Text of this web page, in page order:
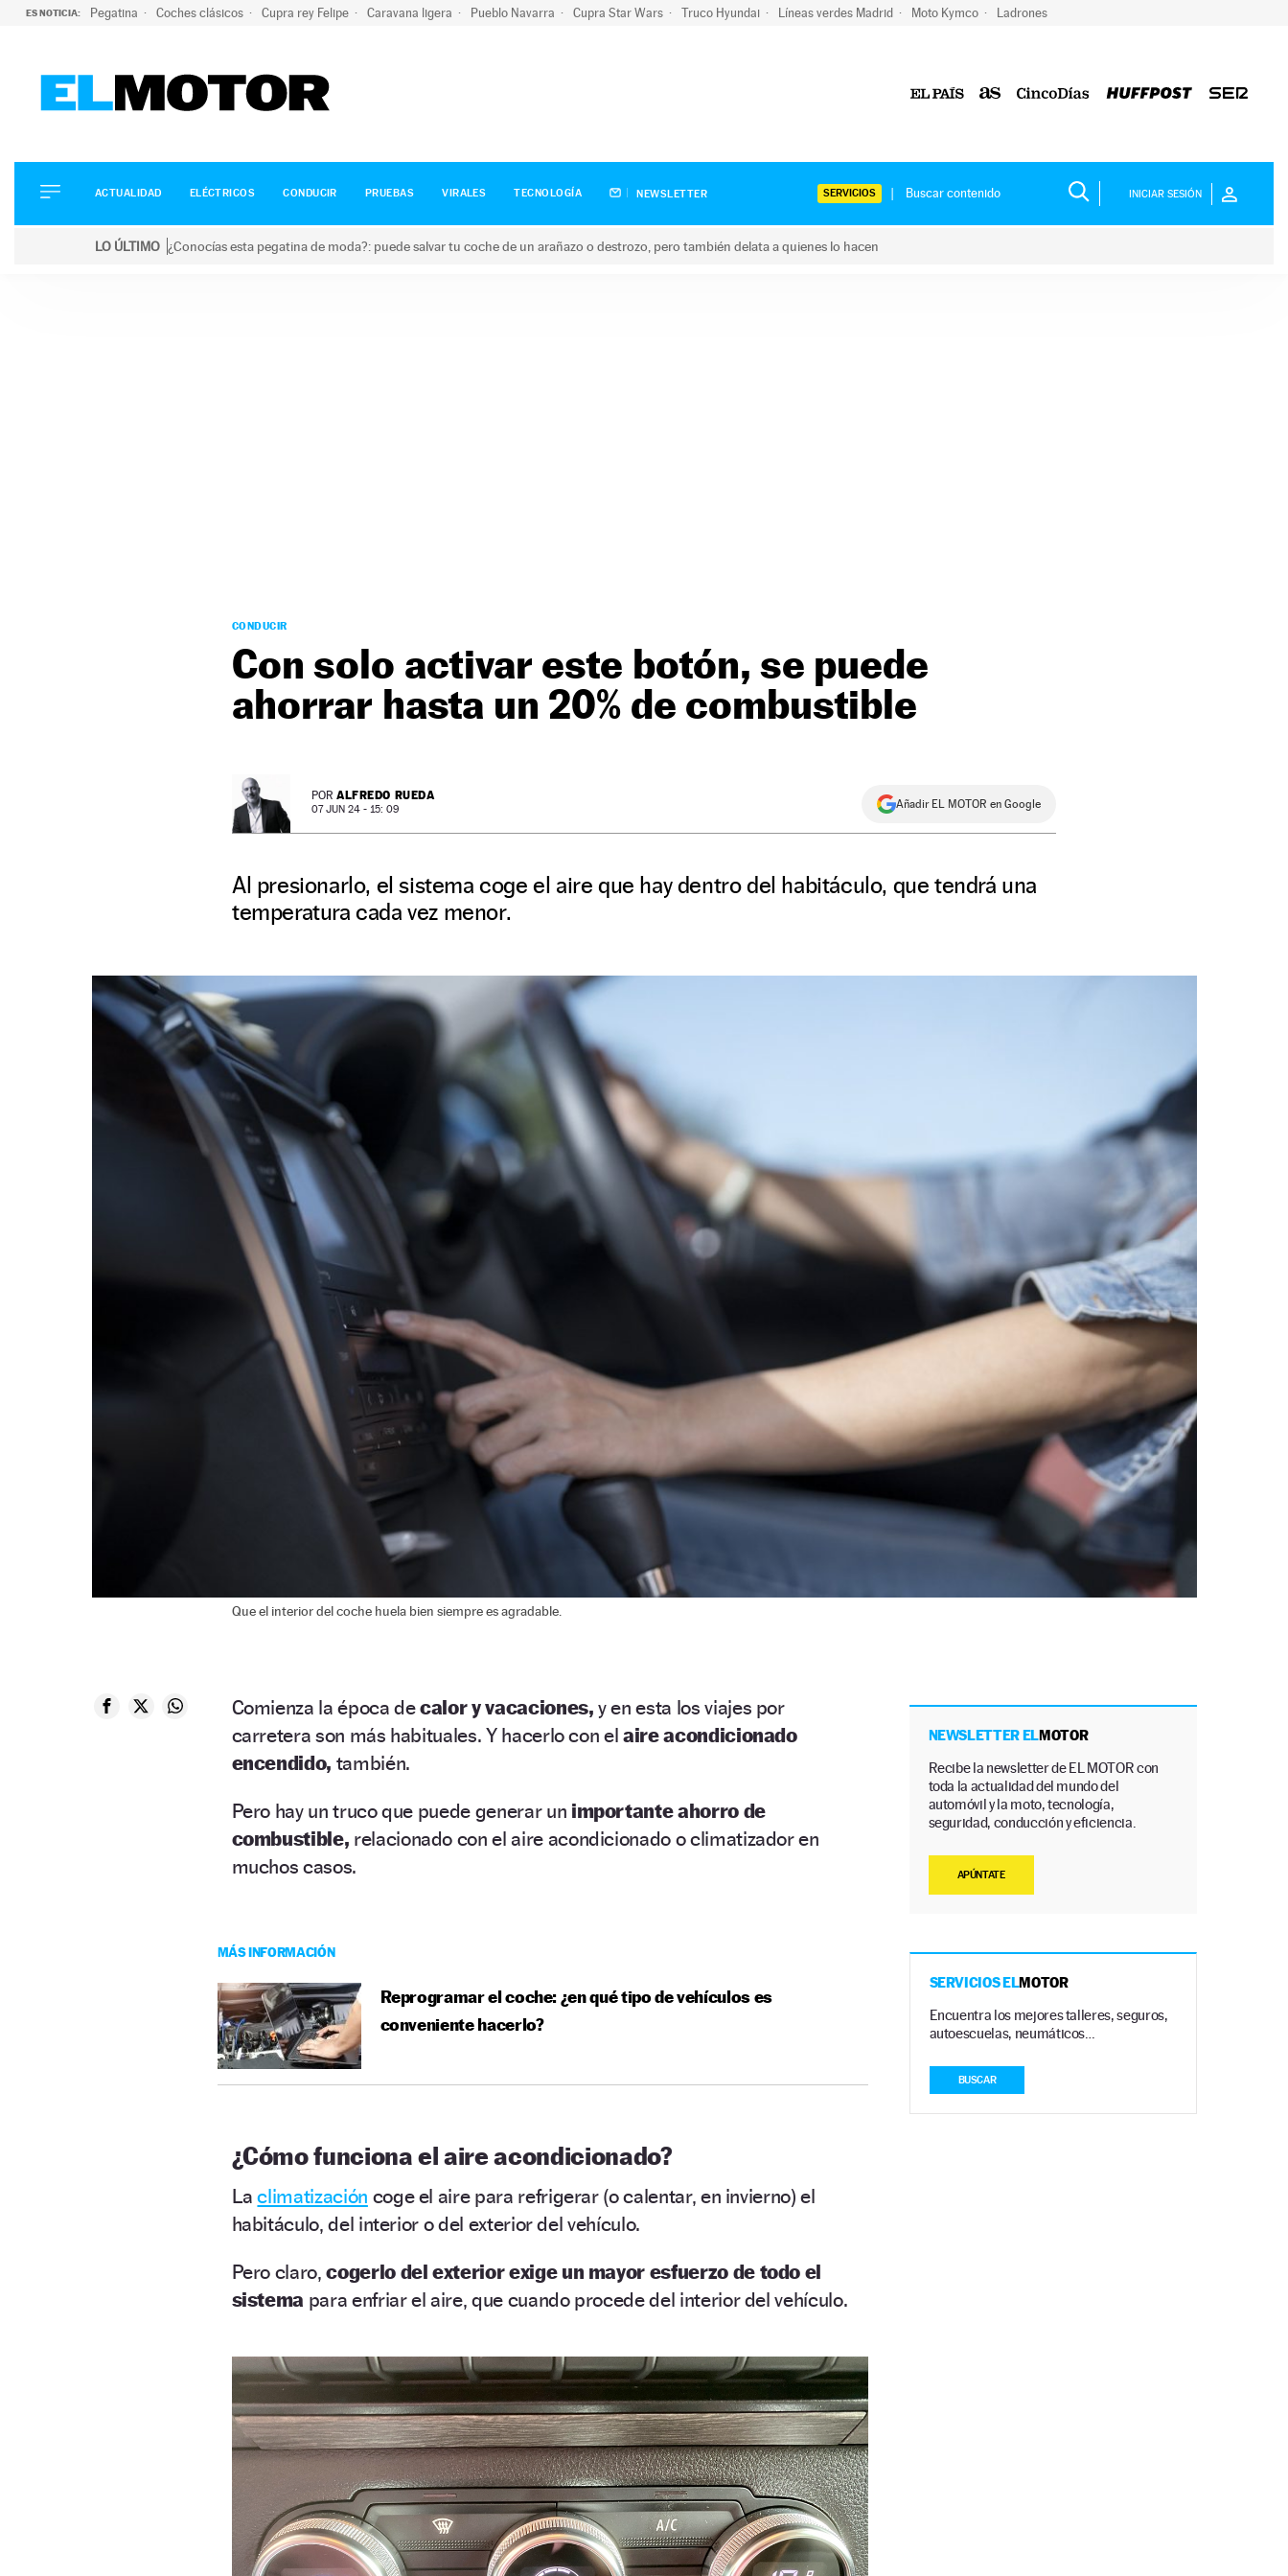
ES NOTICIA: Pegatina Coches clásicos Cupra rey Felipe Caravana ligera Pueblo Navarra Cupra Star Wars Truco Hyundai Líneas verdes Madrid Moto Kymco Ladrones
ELÉCTRICOS
CONDUCIR
ACTUALIDAD ELÉCTRICOS CONDUCIR PRUEBAS VIRALES TECNOLOGÍA NEWSLETTER SERVICIOS INICIAR SESIÓN
LO ÚLTIMO ¿Conocías esta pegatina de moda?: puede salvar tu coche de un arañazo o destrozo, pero también delata a quienes lo hacen
CONDUCIR
Con solo activar este botón, se puede
ahorrar hasta un 20% de combustible
POR ALFREDO RUEDA
07 JUN 24 - 15: 09 Añadir EL MOTOR en Google
Al presionarlo, el sistema coge el aire que hay dentro del habitáculo, que tendrá una
temperatura cada vez menor.
Que el interior del coche huela bien siempre es agradable.
Comienza la época decalor y vacaciones, y en esta los viajes por
carretera son más habituales. Y hacerlo con elaire acondicionado
encendido, también.
Pero hay un truco que puede generar un importante ahorro de
combustible, relacionado con el aire acondicionado o climatizador en
muchos casos.
MÁS INFORMACIÓN
Reprogramar el coche: ¿en qué tipo de vehículos es
conveniente hacerlo?
¿Cómo funciona el aire acondicionado?
Laclimatización coge el aire para refrigerar (o calentar, en invierno) el
habitáculo, del interior o del exterior del vehículo.
Pero claro, cogerlo del exterior exige un mayor esfuerzo de todo el
sistema para enfriar el aire, que cuando procede del interior del vehículo.
NEWSLETTER ELMOTOR
Recibe la newsletter de EL MOTOR con
toda la actualidad del mundo del
automóvil y la moto, tecnología,
seguridad, conducción y eficiencia.
APÚNTATE
SERVICIOS ELMOTOR
Encuentra los mejores talleres, seguros,
autoescuelas, neumáticos…
BUSCAR